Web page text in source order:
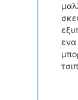
ενα